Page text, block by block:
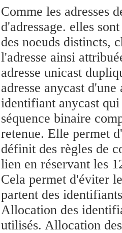
Comme les adresses
d'adressage. elles
des noeuds distincts,
l'adresse ainsi
adresse unicast
adresse anycast
identifiant anycast
séquence binaire
retenue. Elle permet
définit des règles de
lien en réservant les
Cela permet d'éviter
partent des
Allocation des
utilisés. Allocation